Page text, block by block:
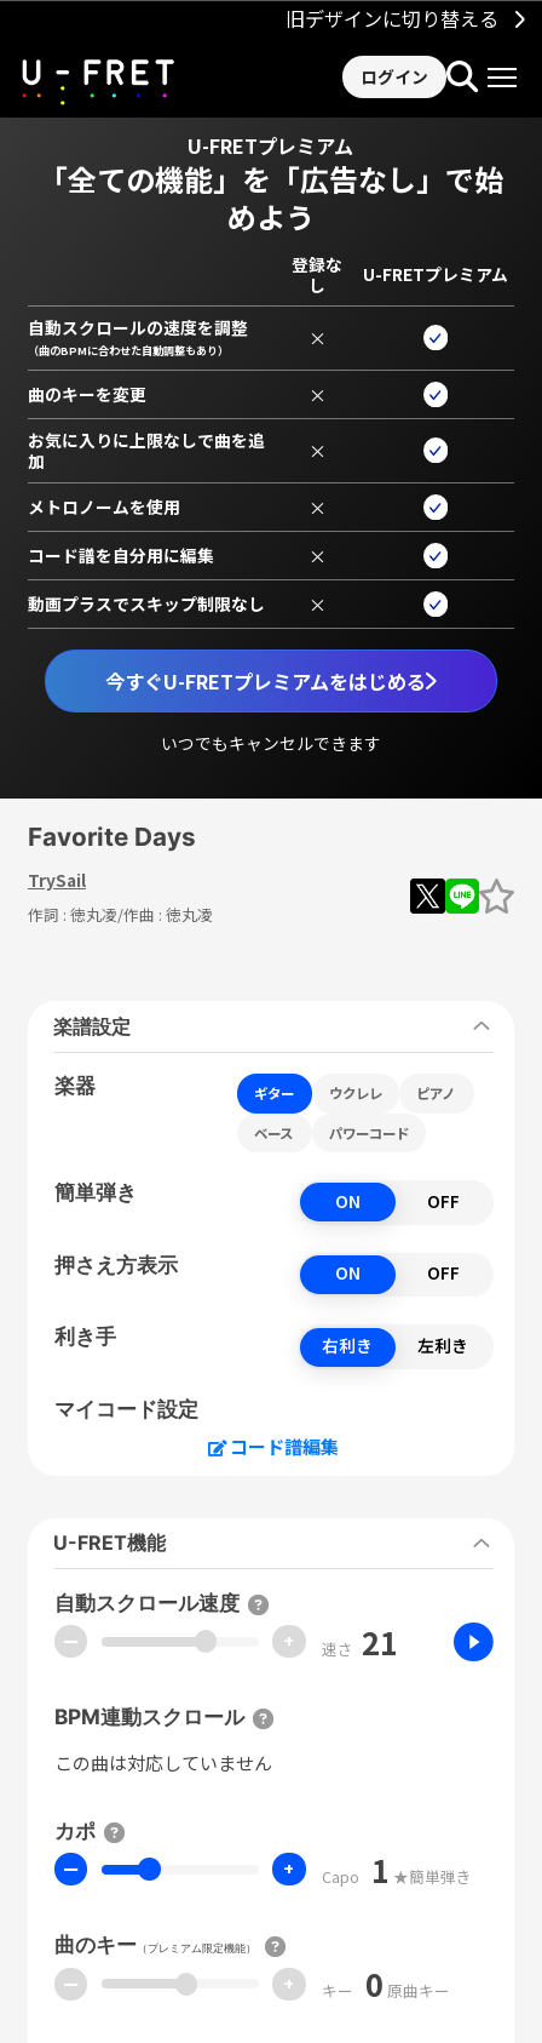
旧デザインに切り替える
ログイン
U-FRETプレミアム
「全ての機能」を 「広告なし」で始
めよう
今すぐU-FRETプレミアムをはじめる
いつでもキャンセルできます
登録な
し
U-FRETプレミアム
自動スクロールの速度を調整
（曲のBPMに合わせた自動調整もあり） ×
曲のキーを変更 ×
お気に入りに上限なしで曲を追
加
×
メトロノームを使用 ×
コード譜を自分用に編集 ×
動画プラスでスキップ制限なし ×
Favorite Days
TrySail
作詞 : 徳丸凌/作曲 : 徳丸凌
楽譜設定
楽器 ギター ウクレレ ピアノ
ベース パワーコード
簡単弾き ON OFF
押さえ方表示 ON OFF
利き手 右利き 左利き
マイコード設定
コード譜編集
U-FRET機能
自動スクロール速度
ー + 速さ 21
BPM連動スクロール
この曲は対応していません
カポ
ー + Capo 1 ★簡単弾き
曲のキー（プレミアム限定機能）
ー + キー 0 原曲キー